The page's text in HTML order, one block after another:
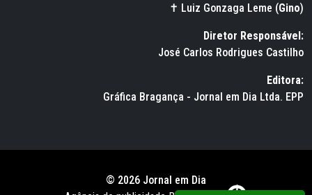
✝ Luiz Gonzaga Leme (Gino)
Diretor Responsável:
José Carlos Rodrigues Castilho
Editora:
Gráfica Bragança - Jornal em Dia Ltda. EPP
© 2026 Jornal em Dia